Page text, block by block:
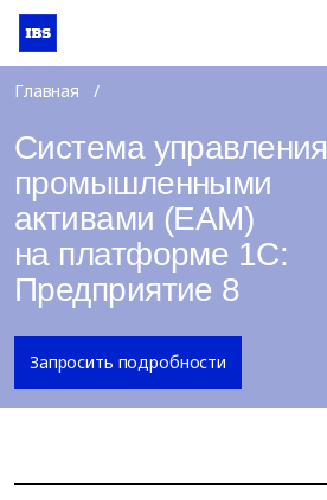
Главная
Система управления
промышленными
активами (EAM)
на платформе 1С:
Предприятие 8
Запросить подробности